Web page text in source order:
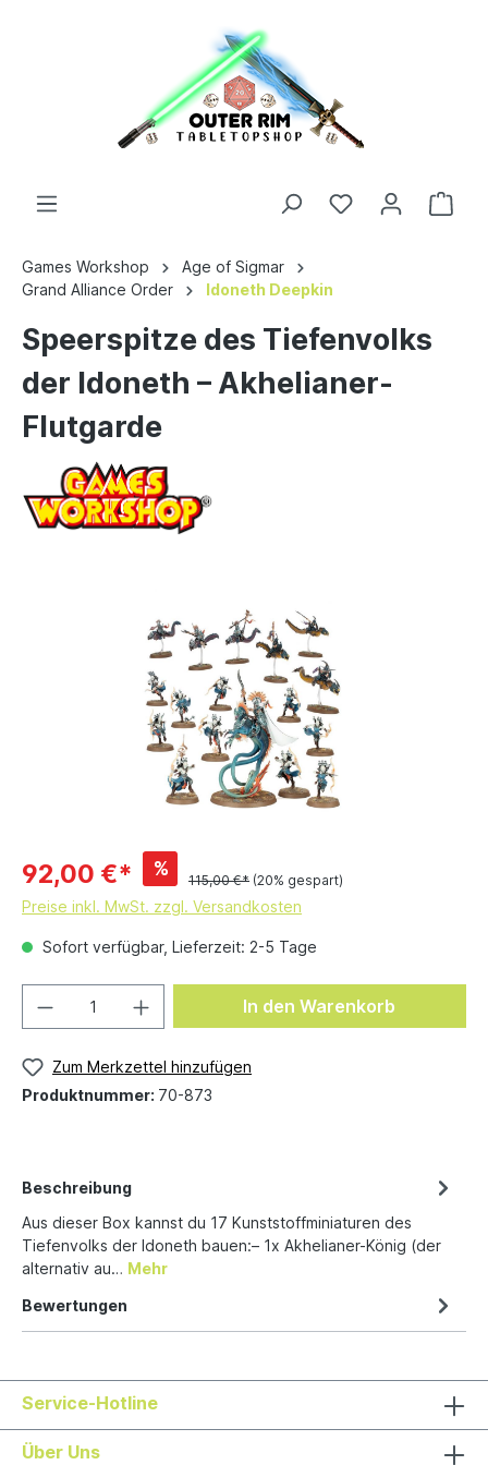
Games Workshop
Age of Sigmar
Grand Alliance Order
Idoneth Deepkin
Speerspitze des Tiefenvolks
der Idoneth – Akhelianer-
Flutgarde
92,00 €* %
115,00 €* (20% gespart)
Preise inkl. MwSt. zzgl. Versandkosten
Sofort verfügbar, Lieferzeit: 2-5 Tage
In den Warenkorb
Zum Merkzettel hinzufügen
Produktnummer: 70-873
Beschreibung
Aus dieser Box kannst du 17 Kunststoffminiaturen des
Tiefenvolks der Idoneth bauen:– 1x Akhelianer-König (der
alternativ au… Mehr
Bewertungen
Service-Hotline
Über Uns